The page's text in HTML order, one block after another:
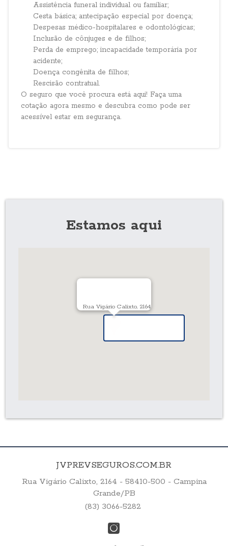
Assistência funeral individual ou familiar;
Cesta básica; antecipação especial por doença;
Despesas médico-hospitalares e odontológicas;
Inclusão de cônjuges e de filhos;
Perda de emprego; incapacidade temporária por
acidente;
Doença congênita de filhos;
Rescisão contratual.
O seguro que você procura está aqui! Faça uma
cotação agora mesmo e descubra como pode ser
acessível estar em segurança.
Estamos aqui
Rua Vigário Calixto, 2164
JVPREVSEGUROS.COM.BR
Rua Vigário Calixto, 2164 - 58410-500 - Campina
Grande/PB
(83) 3066-5282